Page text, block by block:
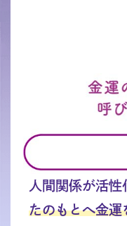
人間関係が活性
たのもとへ金運